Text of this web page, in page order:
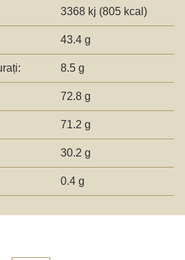
3368 kj (805 kcal)
43.4 g
8.5 g
72.8 g
71.2 g
30.2 g
0.4 g